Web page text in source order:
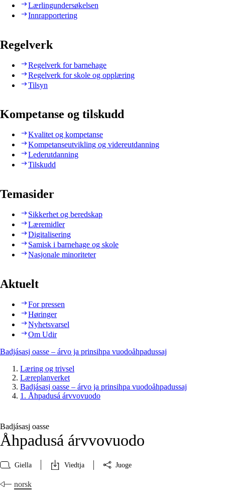
Lærlingundersøkelsen
Innrapportering
Regelverk
Regelverk for barnehage
Regelverk for skole og opplæring
Tilsyn
Kompetanse og tilskudd
Kvalitet og kompetanse
Kompetanseutvikling og videreutdanning
Lederutdanning
Tilskudd
Temasider
Sikkerhet og beredskap
Læremidler
Digitalisering
Samisk i barnehage og skole
Nasjonale minoriteter
Aktuelt
For pressen
Høringer
Nyhetsvarsel
Om Udir
Badjásasj oasse – árvo ja prinsihpa vuodoåhpadussaj
Læring og trivsel
Læreplanverket
Badjásasj oasse – árvo ja prinsihpa vuodoåhpadussaj
1. Åhpadusá árvvovuodo
Badjásasj oasse
Åhpadusá árvvovuodo
Giella Viedtja Juoge
norsk